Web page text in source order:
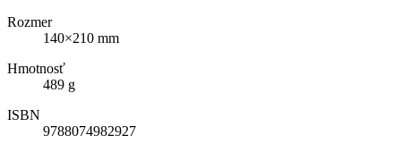
Rozmer
140×210 mm
Hmotnosť
489 g
ISBN
9788074982927